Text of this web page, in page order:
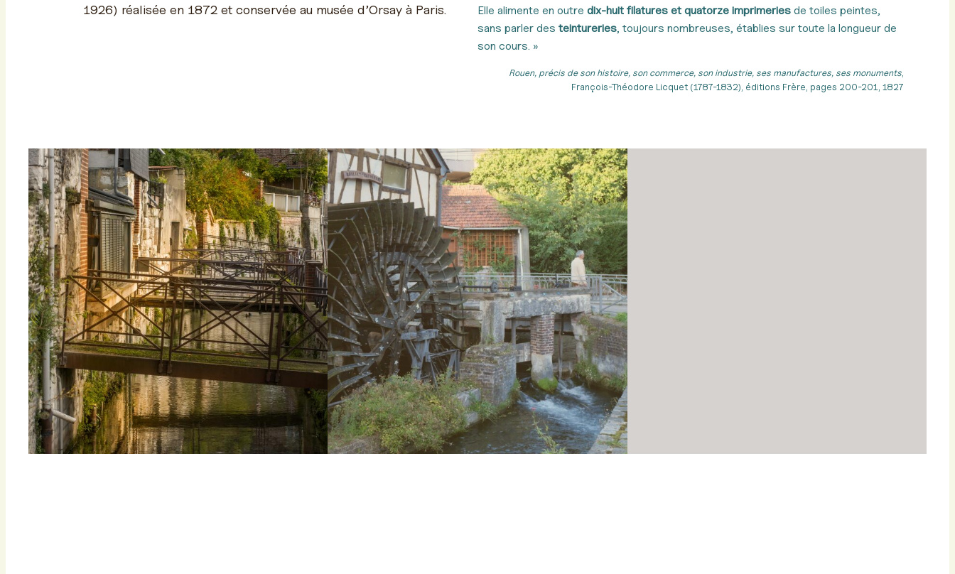
1926) réalisée en 1872 et conservée au musée d’Orsay à Paris.
Elle alimente en outre dix-huit filatures et quatorze imprimeries de toiles peintes,
sans parler des teintureries, toujours nombreuses, établies sur toute la longueur de
son cours. »
Rouen, précis de son histoire, son commerce, son industrie, ses manufactures, ses monuments
François-Théodore Licquet (1787-1832), éditions Frère, pages 200-201, 1827